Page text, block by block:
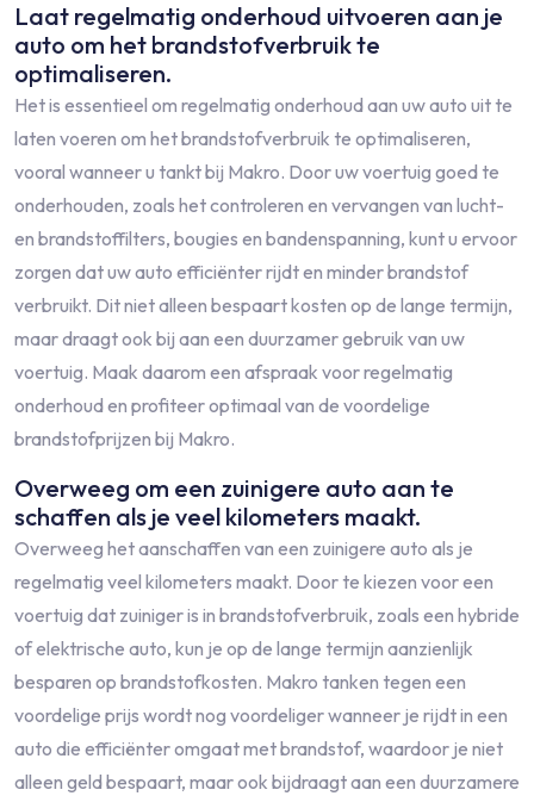
Laat regelmatig onderhoud uitvoeren aan je
auto om het brandstofverbruik te
optimaliseren.
Het is essentieel om regelmatig onderhoud aan uw auto uit te
laten voeren om het brandstofverbruik te optimaliseren,
vooral wanneer u tankt bij Makro. Door uw voertuig goed te
onderhouden, zoals het controleren en vervangen van lucht-
en brandstoffilters, bougies en bandenspanning, kunt u ervoor
zorgen dat uw auto efficiënter rijdt en minder brandstof
verbruikt. Dit niet alleen bespaart kosten op de lange termijn,
maar draagt ook bij aan een duurzamer gebruik van uw
voertuig. Maak daarom een afspraak voor regelmatig
onderhoud en profiteer optimaal van de voordelige
brandstofprijzen bij Makro.
Overweeg om een zuinigere auto aan te
schaffen als je veel kilometers maakt.
Overweeg het aanschaffen van een zuinigere auto als je
regelmatig veel kilometers maakt. Door te kiezen voor een
voertuig dat zuiniger is in brandstofverbruik, zoals een hybride
of elektrische auto, kun je op de lange termijn aanzienlijk
besparen op brandstofkosten. Makro tanken tegen een
voordelige prijs wordt nog voordeliger wanneer je rijdt in een
auto die efficiënter omgaat met brandstof, waardoor je niet
alleen geld bespaart, maar ook bijdraagt aan een duurzamere